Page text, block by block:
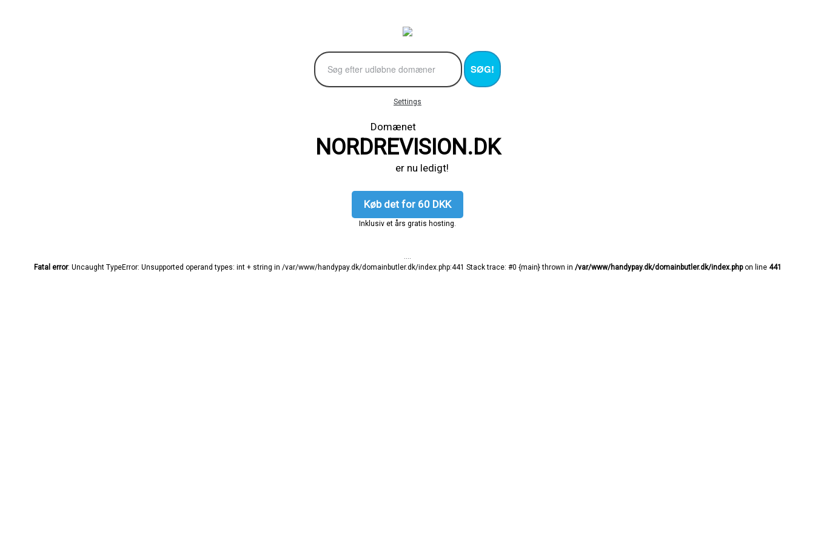
SØG!
Settings
Domænet
NORDREVISION.DK
er nu ledigt!
Køb det for 60 DKK
Inklusiv et års gratis hosting.
Fatal error: Uncaught TypeError: Unsupported operand types: int + string in /var/www/handypay.dk/domainbutler.dk/index.php:441 Stack trace: #0 {main} thrown in /var/www/handypay.dk/domainbutler.dk/index.phpon line 441